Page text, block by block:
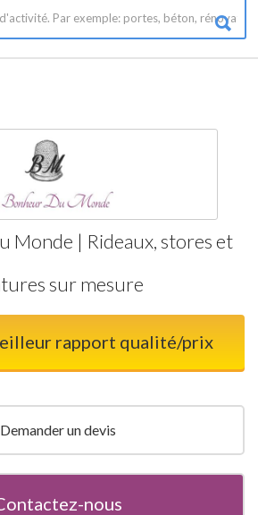
Monde | Rideaux, stores et
sur mesure
rapport qualité/prix
Demander un devis
nous